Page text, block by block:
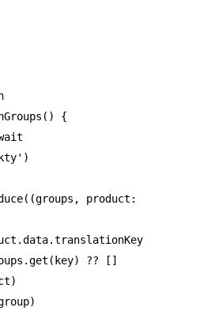
() {
)
((groups , product :
.data.translationKey
.get (key) ?? []